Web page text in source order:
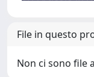
File in questo
Non ci sono file